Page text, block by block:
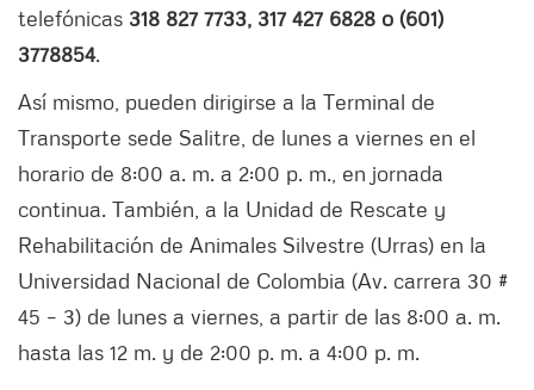
telefónicas 318 827 7733, 317 427 6828 o (601)
3778854.
Así mismo, pueden dirigirse a la Terminal de
Transporte sede Salitre, de lunes a viernes en el
horario de 8:00 a. m. a 2:00 p. m., en jornada
continua. También, a la Unidad de Rescate y
Rehabilitación de Animales Silvestre (Urras) en la
Universidad Nacional de Colombia (Av. carrera 30 #
45 – 3) de lunes a viernes, a partir de las 8:00 a. m.
hasta las 12 m. y de 2:00 p. m. a 4:00 p. m.